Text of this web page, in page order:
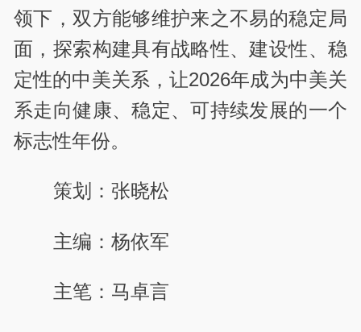
领下，双方能够维护来之不易的稳定局
面，探索构建具有战略性、建设性、稳
定性的中美关系，让2026年成为中美关
系走向健康、稳定、可持续发展的一个
标志性年份。
策划：张晓松
主编：杨依军
主笔：马卓言